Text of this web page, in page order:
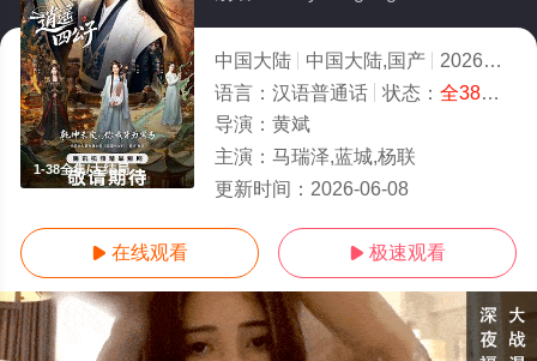
1-38全集/大结局
中国大陆 中国大陆,国产 2026
8.0
语言： 汉语普通话 状态： 全38集
导演： 黄斌
主演： 马瑞泽,蓝城,杨联
更新时间： 2026-06-08
 在线观看  极速观看